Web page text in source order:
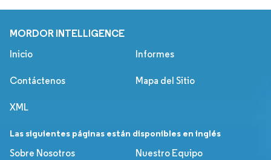
MORDOR INTELLIGENCE
Inicio Informes
Contáctenos Mapa del Sitio
XML
Las siguientes páginas están disponibles en inglés
Sobre Nosotros
Nuestro Equipo